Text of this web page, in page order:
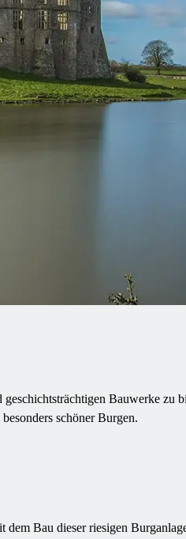
Bauwerke zu
schöner Burgen.
Bau dieser riesigen